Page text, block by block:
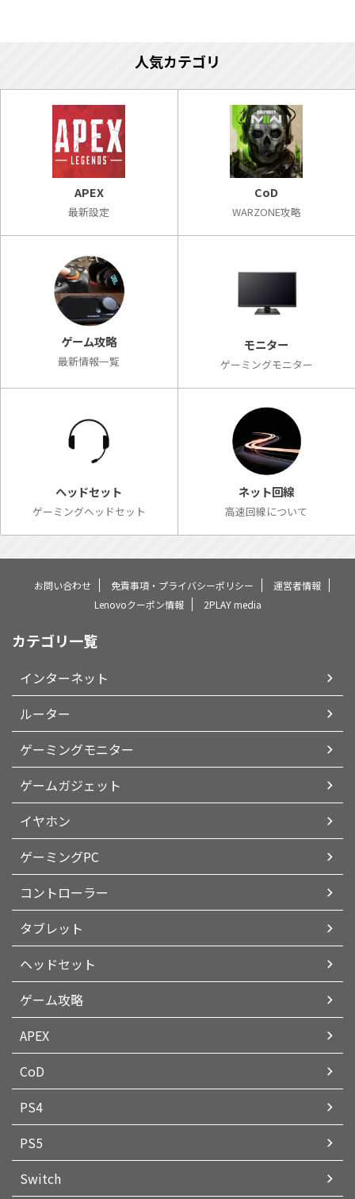
人気カテゴリ
APEX
最新設定
CoD
WARZONE攻略
ゲーム攻略
最新情報一覧
モニター
ゲーミングモニター
ヘッドセット
ゲーミングヘッドセット
ネット回線
高速回線について
お問い合わせ 免責事項・プライバシーポリシー
運営者情報
Lenovoクーポン情報
2PLAY media
カテゴリ一覧
インターネット
ルーター
ゲーミングモニター
ゲームガジェット
イヤホン
ゲーミングPC
コントローラー
タブレット
ヘッドセット
ゲーム攻略
APEX
CoD
PS4
PS5
Switch